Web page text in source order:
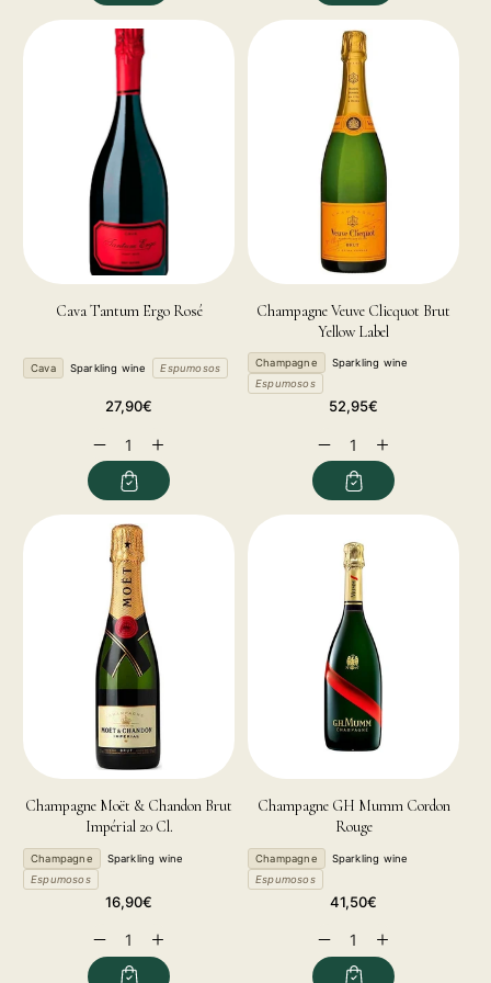
Cava Tantum Ergo Rosé
Cava Sparkling wine Espumosos
Regular
27,90€
Decrease
quantity
Increase
quantity
for
Champagne Veuve Clicquot Brut
Yellow Label
Champagne
Sparkling wine
Espumosos
Regular
52,95€
Decrease
quantity
Increase
quantity
for
Champagne Moët & Chandon Brut
Impérial 20 Cl.
Champagne
Sparkling wine
Espumosos
Regular
16,90€
Decrease
quantity
Increase
quantity
for
Champagne GH Mumm Cordon
Rouge
Champagne
Sparkling wine
Espumosos
Regular
41,50€
Decrease
quantity
Increase
quantity
for